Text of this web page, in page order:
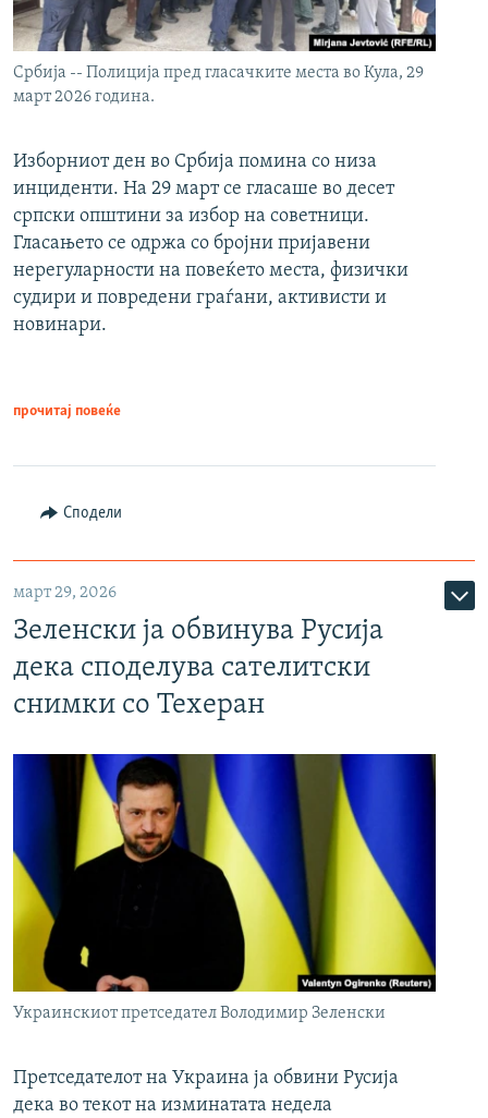
Србија -- Полиција пред гласачките места во Кула, 29
март 2026 година.
Изборниот ден во Србија помина со низа
инциденти. На 29 март се гласаше во десет
српски општини за избор на советници.
Гласањето се одржа со бројни пријавени
нерегуларности на повеќето места, физички
судири и повредени граѓани, активисти и
новинари.
прочитај повеќе
Сподели
март 29, 2026
Зеленски ја обвинува Русија
дека споделува сателитски
снимки со Техеран
Украинскиот претседател Володимир Зеленски
Претседателот на Украина ја обвини Русија
дека во текот на изминатата недела